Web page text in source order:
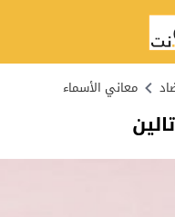
معاني الأسماء